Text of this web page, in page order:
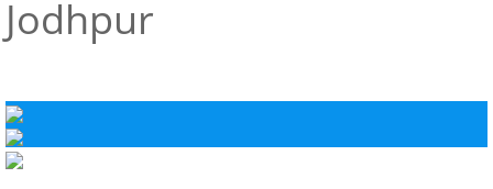
Jodhpur